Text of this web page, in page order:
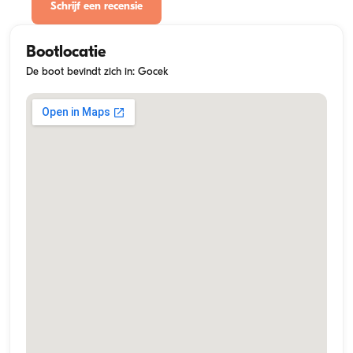
Schrijf een recensie
Bootlocatie
De boot bevindt zich in: Gocek